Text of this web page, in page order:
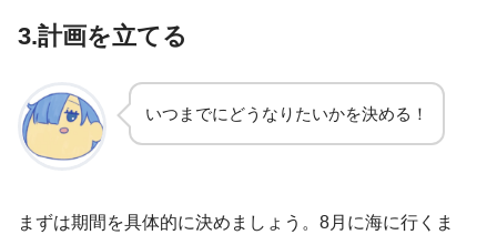
3.計画を立てる
いつまでにどうなりたいかを決める！
まずは期間を具体的に決めましょう。8月に海に行くま